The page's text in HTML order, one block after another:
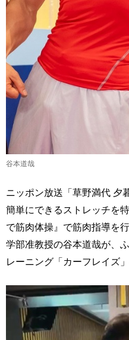
谷本道哉
ニッポン放送「草野満代 夕
簡単にできるストレッチを
で筋肉体操』で筋肉指導を
学部准教授の谷本道哉が、
レーニング「カーフレイズ